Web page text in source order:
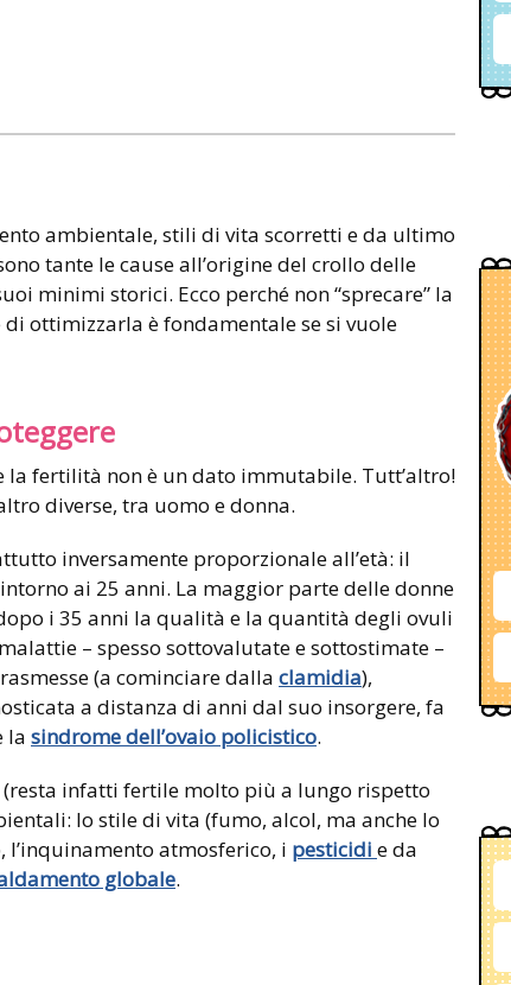
ambientale, stili di vita scorretti e da ultimo
tante le cause all’origine del crollo delle
minimi storici. Ecco perché non “sprecare” la
ottimizzarla è fondamentale se si vuole
la fertilità non è un dato immutabile. Tutt’altro!
diverse, tra uomo e donna.
inversamente proporzionale all’età: il
ai 25 anni. La maggior parte delle donne
i 35 anni la qualità e la quantità degli ovuli
– spesso sottovalutate e sottostimate –
(a cominciare dalla clamidia),
a distanza di anni dal suo insorgere, fa
la sindrome dell’ovaio policistico.
(resta infatti fertile molto più a lungo rispetto
lo stile di vita (fumo, alcol, ma anche lo
atmosferico, i pesticidi e da
globale.